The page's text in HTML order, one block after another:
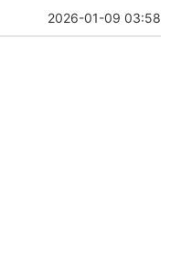
2026-01-09 03:58